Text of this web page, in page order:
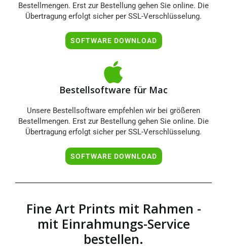
Bestellmengen. Erst zur Bestellung gehen Sie online. Die
Übertragung erfolgt sicher per SSL-Verschlüsselung.
SOFTWARE DOWNLOAD
Bestellsoftware für Mac
Unsere Bestellsoftware empfehlen wir bei größeren
Bestellmengen. Erst zur Bestellung gehen Sie online. Die
Übertragung erfolgt sicher per SSL-Verschlüsselung.
SOFTWARE DOWNLOAD
Fine Art Prints mit Rahmen -
mit Einrahmungs-Service
bestellen.